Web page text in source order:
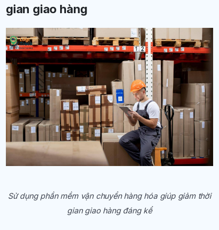
gian giao hàng
Sử dụng phần mềm vận chuyển hàng hóa giúp giảm thời
gian giao hàng đáng kể